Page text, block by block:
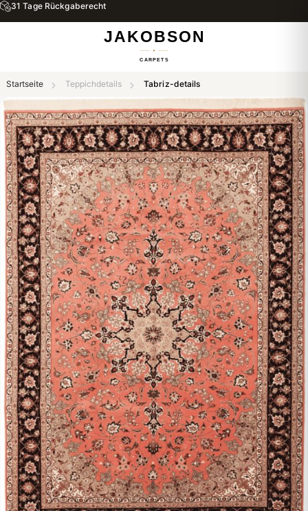
31 Tage Rückgaberecht
Startseite Teppichdetails Tabriz-details